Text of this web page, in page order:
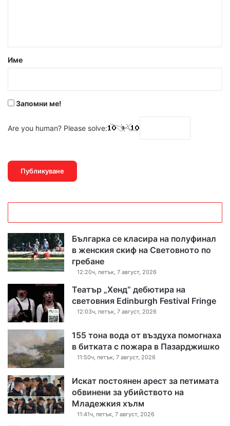
р
Име
Запомни ме!
Are you human? Please solve:
Българка се класира на полуфинал
в женския скиф на Световното по
гребане
12:20ч, петък, 7 август, 2026
Театър „Хенд“ дебютира на
световния Edinburgh Festival Fringe
12:03ч, петък, 7 август, 2026
155 тона вода от въздуха помогнаха
в битката с пожара в Пазарджишко
11:50ч, петък, 7 август, 2026
Искат постоянен арест за петимата
обвинени за убийството на
Младежкия хълм
11:41ч, петък, 7 август, 2026